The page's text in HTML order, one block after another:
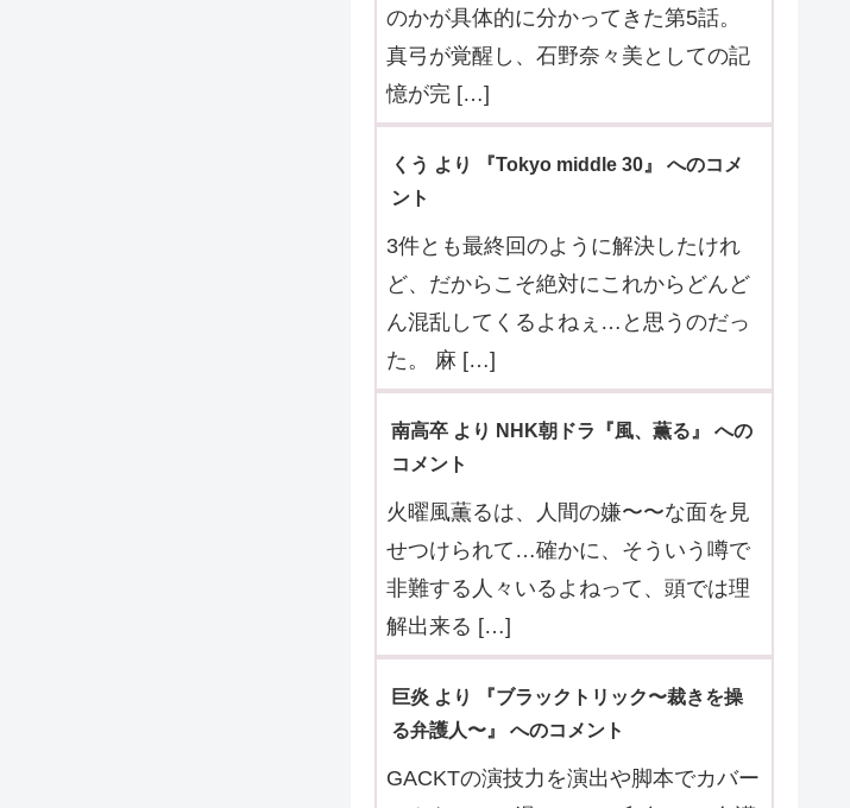
「みるはち」投稿レビュー
くう より 『マイ・フィクション』 へのコ
メント
その「組織」？が何を目的としている
のかが具体的に分かってきた第5話。
憶が完 […]
くう より 『Tokyo middle 30』 へのコメ
ント
3件とも最終回のように解決したけれ
ど、だからこそ絶対にこれからどんど
た。 麻 […]
南高卒 より NHK朝ドラ『風、薫る』 への